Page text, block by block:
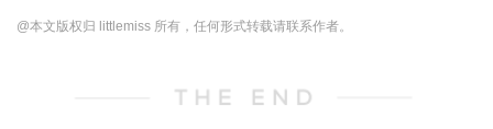
@本文版权归 littlemiss 所有，任何形式转载请联系作者。